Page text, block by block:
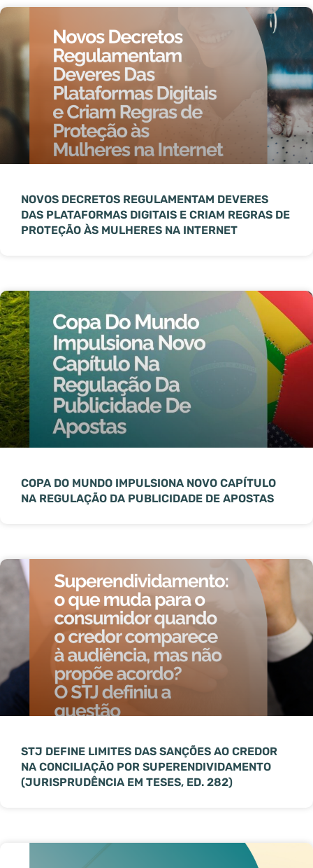
NOVOS DECRETOS REGULAMENTAM DEVERES
DAS PLATAFORMAS DIGITAIS E CRIAM REGRAS DE
PROTEÇÃO ÀS MULHERES NA INTERNET
COPA DO MUNDO IMPULSIONA NOVO CAPÍTULO
NA REGULAÇÃO DA PUBLICIDADE DE APOSTAS
STJ DEFINE LIMITES DAS SANÇÕES AO CREDOR
NA CONCILIAÇÃO POR SUPERENDIVIDAMENTO
(JURISPRUDÊNCIA EM TESES, ED. 282)